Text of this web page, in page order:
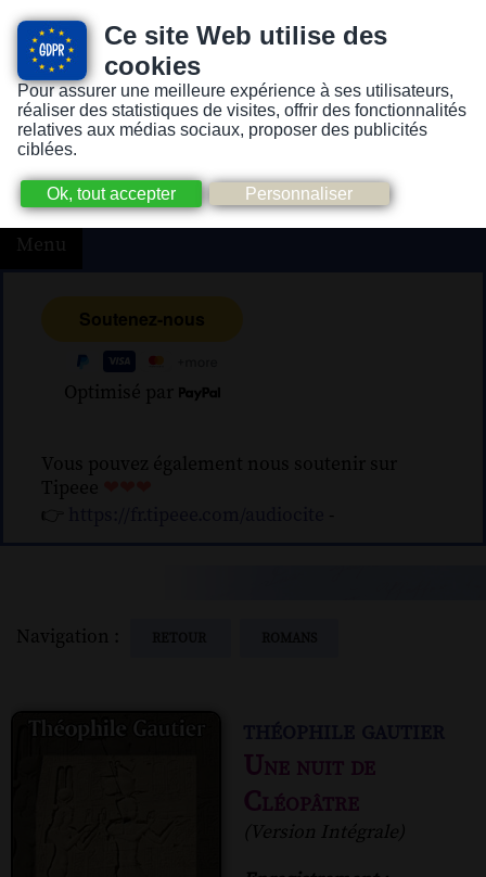
Ce site Web utilise des
cookies
Pour assurer une meilleure expérience à ses utilisateurs,
réaliser des statistiques de visites, offrir des fonctionnalités
relatives aux médias sociaux, proposer des publicités
ciblées.
Version pour personnes mal-voyantes ou non-voyantes
Menu
Optimisé par
Vous pouvez également nous soutenir sur
Tipeee
👉
-
Navigation :
Une nuit de
Cléopâtre
(Version Intégrale)